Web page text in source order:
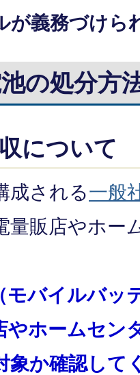
が義務づけら
の処分方
について
成される一般
量販店やホー
モバイルバッ
やホームセン
象か確認して